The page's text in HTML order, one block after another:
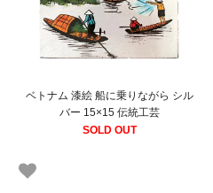
ベトナム 漆絵 船に乗りながら シル
バー 15×15 伝統工芸
SOLD OUT